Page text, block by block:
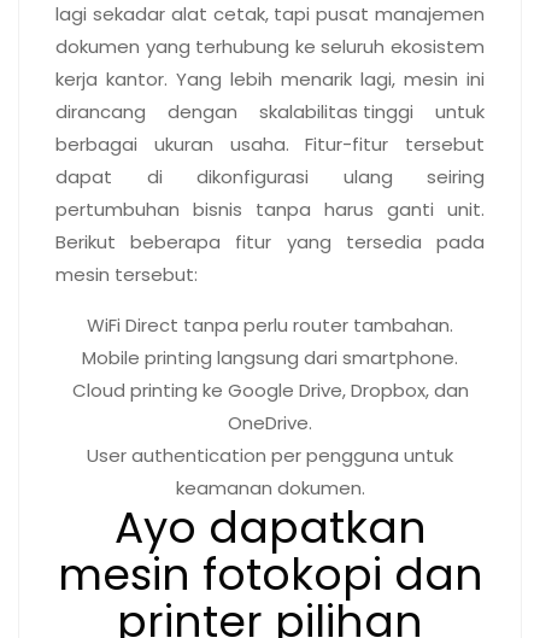
lagi sekadar alat cetak, tapi pusat manajemen
dokumen yang terhubung ke seluruh ekosistem
kerja kantor. Yang lebih menarik lagi, mesin ini
dirancang dengan skalabilitas tinggi untuk
berbagai ukuran usaha. Fitur-fitur tersebut
dapat di dikonfigurasi ulang seiring
pertumbuhan bisnis tanpa harus ganti unit.
Berikut beberapa fitur yang tersedia pada
mesin tersebut:
WiFi Direct tanpa perlu router tambahan.
Mobile printing langsung dari smartphone.
Cloud printing ke Google Drive, Dropbox, dan
OneDrive.
User authentication per pengguna untuk
keamanan dokumen.
Ayo dapatkan
mesin fotokopi dan
printer pilihan